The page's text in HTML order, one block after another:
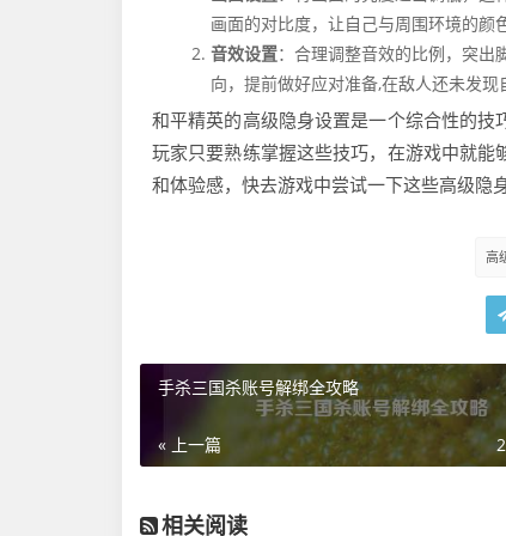
画面的对比度，让自己与周围环境的颜
音效设置：合理调整音效的比例，突
向，提前做好应对准备,在敌人还未发现
和平精英的高级隐身设置是一个综合性的
玩家只要熟练掌握这些技巧，在游戏中就
和体验感，快去游戏中尝试一下这些高级隐
高
手杀三国杀账号解绑全攻略
« 上一篇
相关阅读